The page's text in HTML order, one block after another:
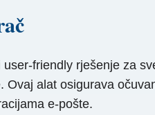
friendly rješenje za
alat osigurava
e-pošte.